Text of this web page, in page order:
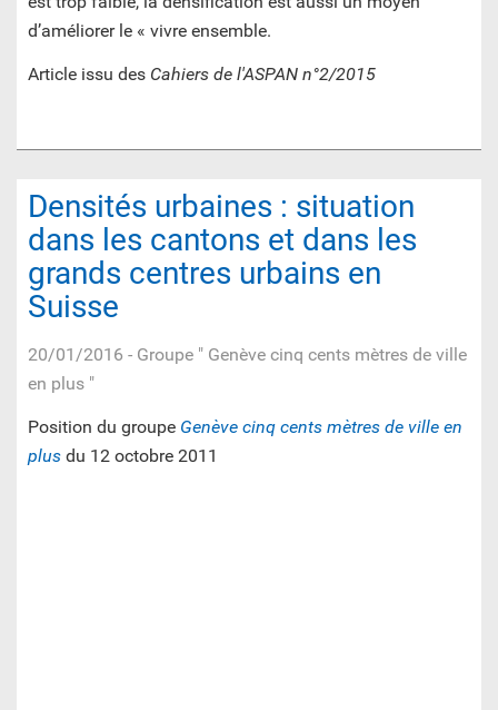
d’améliorer le « vivre ensemble.
Article issu des Cahiers de l'ASPAN n°2/2015
Densités urbaines : situation
dans les cantons et dans les
grands centres urbains en
Suisse
20/01/2016 - Groupe " Genève cinq cents mètres de ville
en plus "
Position du groupe Genève cinq cents mètres de ville en
plus du 12 octobre 2011